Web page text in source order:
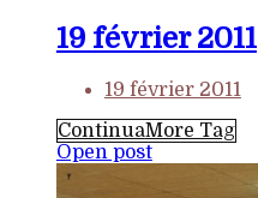
19 février 2011
19 février 2011
ContinuaMore Tag
Open post